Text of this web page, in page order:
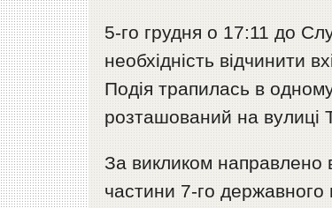
5-го грудня о 17:11 до
необхідність відчинити
Подія трапилась в
розташований на вулиці
За викликом направлено
частини 7-го державного